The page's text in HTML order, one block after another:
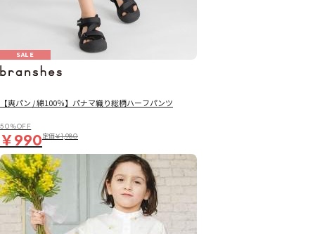
SALE
【爽パン / 綿100％】パナマ織り総柄ハーフパンツ
50％OFF
￥990定価￥1,980